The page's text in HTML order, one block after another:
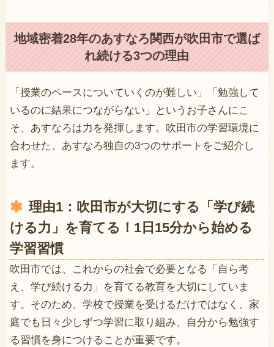
地域密着28年のあすなろ関西が吹田市で選ば
れ続ける3つの理由
「授業のペースについていくのが難しい」「勉強して
いるのに結果につながらない」というお子さんにこ
そ、あすなろは力を発揮します。吹田市の学習環境に
合わせた、あすなろ独自の3つのサポートをご紹介し
ます。
理由1： 吹田市が大切にする「学び続
ける力」を育てる！1日15分から始める
学習習慣
吹田市では、これからの社会で必要となる「自ら考
え、学び続ける力」を育てる教育を大切にしていま
す。そのため、学校で授業を受けるだけではなく、家
庭でも日々少しずつ学習に取り組み、自分から勉強す
る習慣を身につけることが重要です。